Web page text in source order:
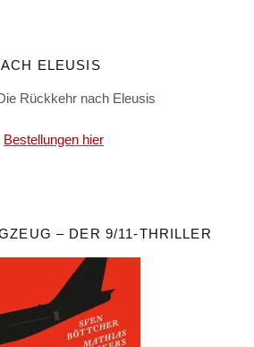
ELEUSIS
Bestellungen hier
– DER 9/11-THRILLER